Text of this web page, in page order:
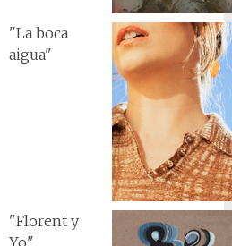
"La boca
aigua"
"Florent y
Yo"